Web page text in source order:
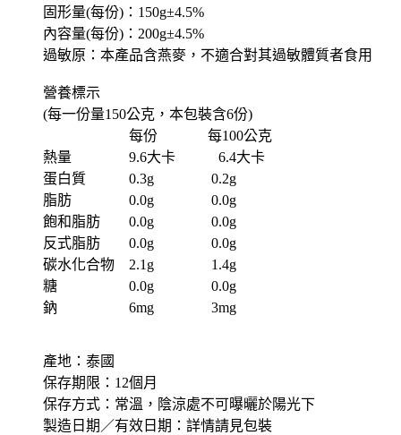
固形量(每份)：150g±4.5%
內容量(每份)：200g±4.5%
過敏原：本產品含燕麥，不適合對其過敏體質者食用
營養標示
(每一份量150公克，本包裝含6份)
每份 每100公克
熱量 9.6大卡 6.4大卡
蛋白質 0.3g 0.2g
脂肪 0.0g 0.0g
飽和脂肪 0.0g 0.0g
反式脂肪 0.0g 0.0g
碳水化合物 2.1g 1.4g
糖 0.0g 0.0g
鈉 6mg 3mg
產地：泰國
保存期限：12個月
保存方式：常溫，陰涼處不可曝曬於陽光下
製造日期／有效日期：詳情請見包裝